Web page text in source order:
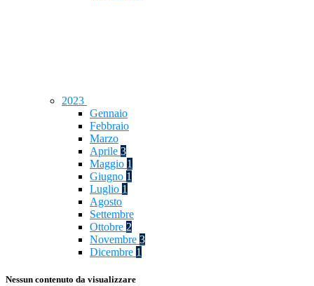
2023
Gennaio
Febbraio
Marzo
Aprile 3
Maggio 1
Giugno 1
Luglio 1
Agosto
Settembre
Ottobre 2
Novembre 3
Dicembre 1
Nessun contenuto da visualizzare